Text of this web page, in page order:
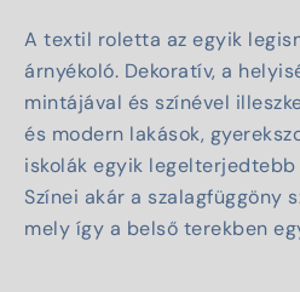
A textil roletta az egyik
árnyékoló. Dekoratív, a
mintájával és színével
és modern lakások,
iskolák egyik
Színei akár a szalagfüggöny
mely így a belső terekben